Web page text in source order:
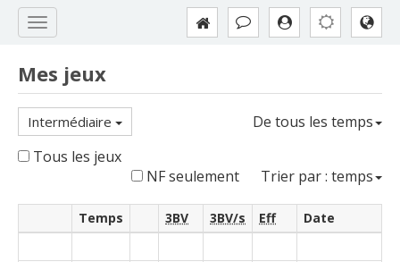
Mes jeux
Intermédiaire
De tous les temps
Tous les jeux
NF seulement
Trier par : temps
Temps 3BV 3BV/s Eff Date